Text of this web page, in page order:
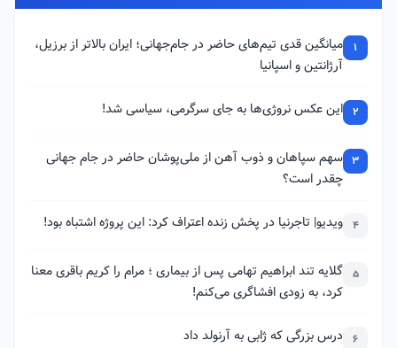
1
میانگین قدی تیم‌های حاضر در جام‌جهانی؛ ایران بالاتر از برزیل،
آرژانتین و اسپانیا
2 این عکس نروژی‌ها به جای سرگرمی، سیاسی شد!
3 سهم سپاهان و ذوب آهن از ملی‌پوشان حاضر در جام جهانی
چقدر است؟
4 ویدیو| تاجرنیا در پخش زنده اعتراف کرد: این پروژه اشتباه بود!
5 گلایه تند ابراهیم تهامی پس از بیماری ؛ مرام را کریم باقری معنا
کرد، به زودی افشاگری می‌کنم!
6 درس بزرگی که ژابی به آرنولد داد